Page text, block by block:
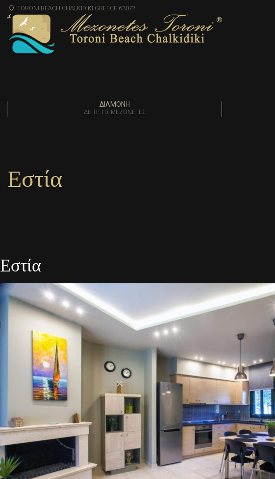
TORONI BEACH CHALKIDIKI GREECE 63072
ΔΙΑΜΟΝΗ
ΔΕΊΤΕ ΤΙΣ ΜΕΖΟΝΈΤΕΣ
Εστία
Εστία